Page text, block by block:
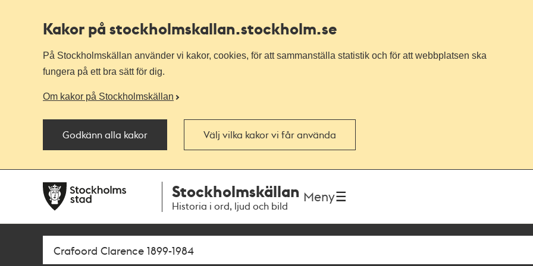
Kakor på stockholmskallan.stockholm.se
På Stockholmskällan använder vi kakor, cookies, för att sammanställa statistik och för att webbplatsen ska
fungera på ett bra sätt för dig.
Om kakor på Stockholmskällan
Godkänn alla kakor Välj vilka kakor vi får använda
navigationen
huvudinnehållet
Stockholmskällan
Historia i ord, ljud och bild
Meny
Sök